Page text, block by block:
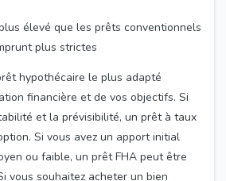
élevé que les prêts conventionnels
plus strictes
hypothécaire le plus adapté
financière et de vos objectifs. Si
et la prévisibilité, un prêt à taux
Si vous avez un apport initial
ou faible, un prêt FHA peut être
vous souhaitez acheter un bien